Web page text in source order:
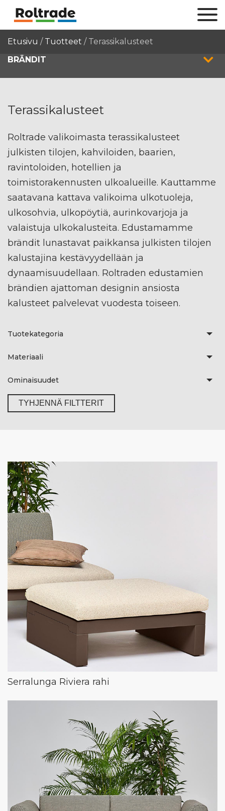
Etusivu / Tuotteet / Terassikalusteet
BRÄNDIT
Terassikalusteet
Roltrade valikoimasta terassikalusteet
julkisten tilojen, kahviloiden, baarien,
ravintoloiden, hotellien ja
toimistorakennusten ulkoalueille. Kauttamme
saatavana kattava valikoima ulkotuoleja,
ulkosohvia, ulkopöytiä, aurinkovarjoja ja
valaistuja ulkokalusteita. Edustamamme
brändit lunastavat paikkansa julkisten tilojen
kalustajina kestävyydellään ja
dynaamisuudellaan. Roltraden edustamien
brändien ajattoman designin ansiosta
kalusteet palvelevat vuodesta toiseen.
Tuotekategoria
Materiaali
Ominaisuudet
TYHJENNÄ FILTTERIT
Serralunga Riviera rahi